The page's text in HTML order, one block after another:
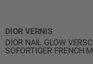
DIOR VERNIS
DIOR NAIL GLOW
SOFORTIGER FRENCH